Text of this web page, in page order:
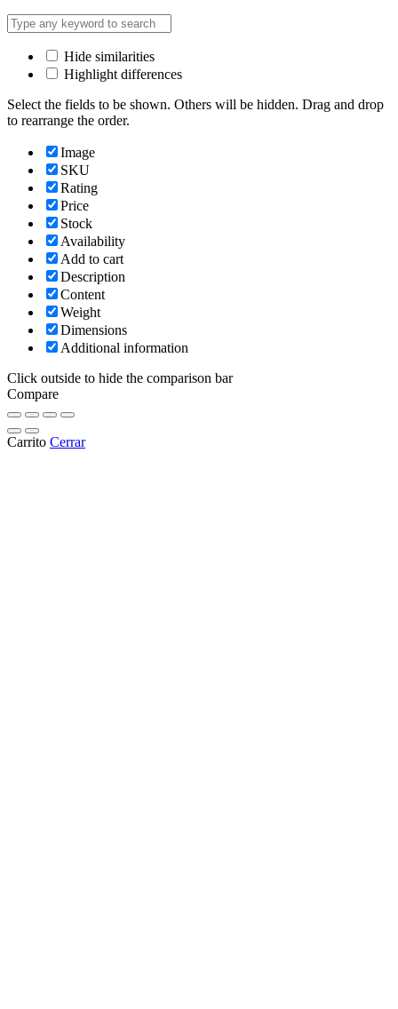
Hide similarities
Highlight differences
Select the fields to be shown. Others will be hidden. Drag and drop
to rearrange the order.
Image
SKU
Rating
Price
Stock
Availability
Add to cart
Description
Content
Weight
Dimensions
Additional information
Click outside to hide the comparison bar
Compare
Carrito Cerrar